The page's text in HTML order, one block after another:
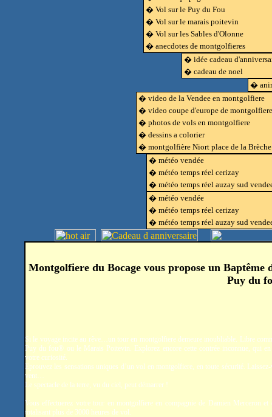
� Vol sur le Puy du Fou
� Vol sur le marais poitevin
� Vol sur les Sables d'Olonne
� anecdotes de montgolfieres
� idée cadeau
� cadeau de noel
�
� video de la Vendee en montgolfiere
� video coupe d'europe de montgolfiere
� photos de vols en montgolfiere
� dessins a colorier
� montgolfière Niort place de la Brèche
� météo vendée
� météo temps réel cerizay
� météo temps réel auzay sud
� météo vendée
� météo temps réel cerizay
� météo temps réel auzay sud
Montgolfiere du Bocage vous propose un Baptême
Puy du
Si le voyage incite au rêve…un tour en montgolfiere demeure inoubliable. Libre
Puy du fou® ou le Marais Poitevin. Explorez encore cette contrée inconnue, qui en
votre curiosité.
Eprouvez les sensations uniques d’un vol en montgolfiere, en toute sécurité.
vent…
Le spectacle de la terre, vu du ciel, peut démarrer !
Vous effectuerez votre tour en montgolfiere en compagnie de Damien Merceron
totalisant plus de 3000 heures de vol.